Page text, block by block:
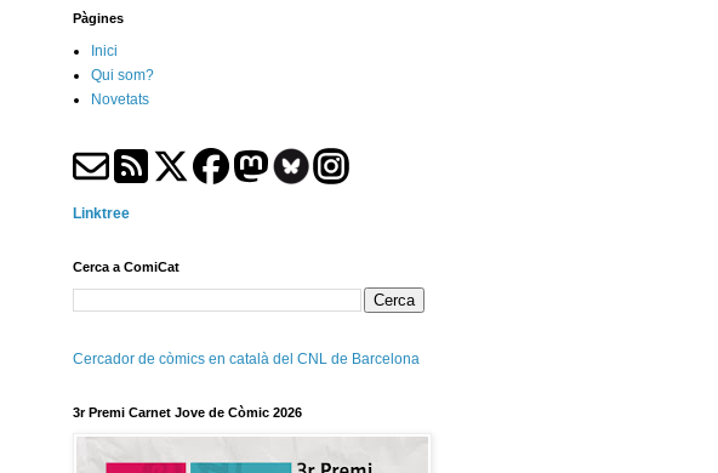
Pàgines
Inici
Qui som?
Novetats
Linktree
Cerca a ComiCat
Cercador de còmics en català del CNL de Barcelona
3r Premi Carnet Jove de Còmic 2026